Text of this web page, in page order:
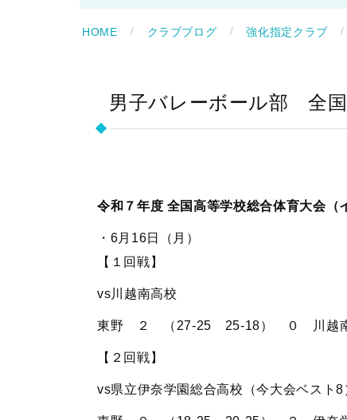
HOME クラブブログ 強化指定クラブ
男子バレーボール部 全
令和７年度 全国高等学校総合体育大会（
・6月16日（月）
【１回戦】
vs川越南高校
東野 ２ （27-25 25-18） ０ 川越
【２回戦】
vs県立伊奈学園総合高校（今大会ベスト8